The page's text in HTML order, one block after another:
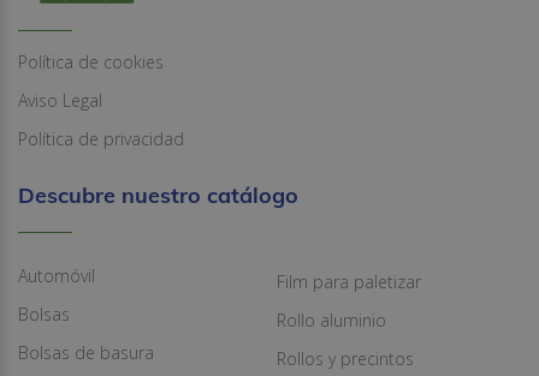
Política de cookies
Aviso Legal
Política de privacidad
Descubre nuestro catálogo
Automóvil
Bolsas
Bolsas de basura
Film para paletizar
Rollo aluminio
Rollos y precintos